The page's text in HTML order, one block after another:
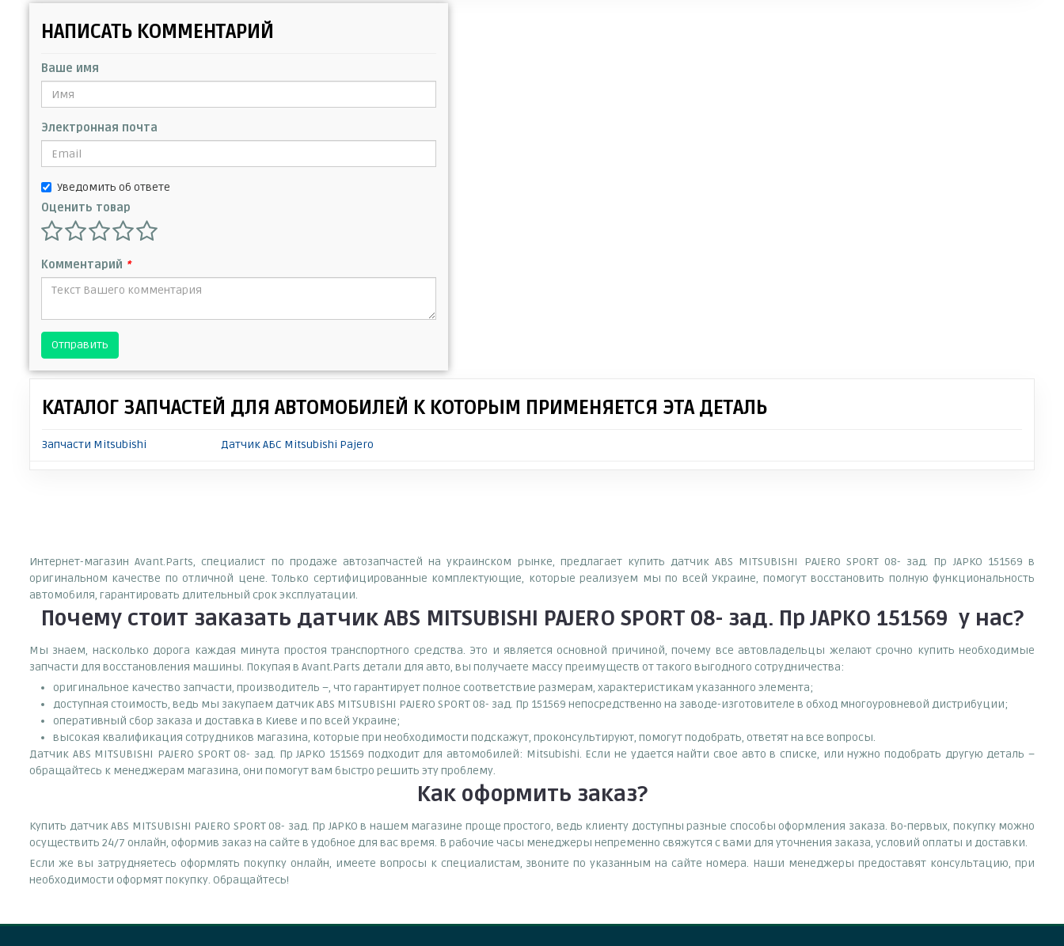
НАПИСАТЬ КОММЕНТАРИЙ
Ваше имя
Электронная почта
Уведомить об ответе
Оценить товар
Комментарий *
Отправить
КАТАЛОГ ЗАПЧАСТЕЙ ДЛЯ АВТОМОБИЛЕЙ К КОТОРЫМ ПРИМЕНЯЕТСЯ ЭТА ДЕТАЛЬ
Запчасти Mitsubishi Датчик АБС Mitsubishi Pajero
Интернет-магазин Avant.Parts, специалист по продаже автозапчастей на украинском рынке, предлагает купить датчик ABS MITSUBISHI PAJERO SPORT 08- зад. Пр JAPKO 151569 в
оригинальном качестве по отличной цене. Только сертифицированные комплектующие, которые реализуем мы по всей Украине, помогут восстановить полную функциональность
автомобиля, гарантировать длительный срок эксплуатации.
Почему стоит заказать датчик ABS MITSUBISHI PAJERO SPORT 08- зад. Пр JAPKO 151569 у нас?
Мы знаем, насколько дорога каждая минута простоя транспортного средства. Это и является основной причиной, почему все автовладельцы желают срочно купить необходимые
запчасти для восстановления машины. Покупая в Avant.Parts детали для авто, вы получаете массу преимуществ от такого выгодного сотрудничества:
оригинальное качество запчасти, производитель –, что гарантирует полное соответствие размерам, характеристикам указанного элемента;
доступная стоимость, ведь мы закупаем датчик ABS MITSUBISHI PAJERO SPORT 08- зад. Пр 151569 непосредственно на заводе-изготовителе в обход многоуровневой дистрибуции;
оперативный сбор заказа и доставка в Киеве и по всей Украине;
высокая квалификация сотрудников магазина, которые при необходимости подскажут, проконсультируют, помогут подобрать, ответят на все вопросы.
Датчик ABS MITSUBISHI PAJERO SPORT 08- зад. Пр JAPKO 151569 подходит для автомобилей: Mitsubishi. Если не удается найти свое авто в списке, или нужно подобрать другую деталь –
обращайтесь к менеджерам магазина, они помогут вам быстро решить эту проблему.
Как оформить заказ?
Купить датчик ABS MITSUBISHI PAJERO SPORT 08- зад. Пр JAPKO в нашем магазине проще простого, ведь клиенту доступны разные способы оформления заказа. Во-первых, покупку можно
осуществить 24/7 онлайн, оформив заказ на сайте в удобное для вас время. В рабочие часы менеджеры непременно свяжутся с вами для уточнения заказа, условий оплаты и доставки.
Если же вы затрудняетесь оформлять покупку онлайн, имеете вопросы к специалистам, звоните по указанным на сайте номера. Наши менеджеры предоставят консультацию, при
необходимости оформят покупку. Обращайтесь!